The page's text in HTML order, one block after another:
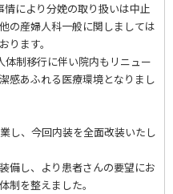
情により分娩の取り扱いは中止
の産婦人科一般に関しましては
ります。
体制移行に伴い院内もリニュー
感あふれる医療環境となりまし
し、今回内装を全面改装いたし
備し、より患者さんの要望にお
制を整えました。